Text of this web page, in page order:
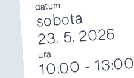
datum
sobota
23. 5. 2026
ura
10:00 -13:00